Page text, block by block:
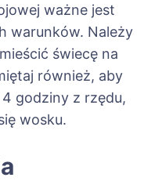
ważne jest
warunków. Należy
świecę na
również, aby
4 godziny z rzędu,
wosku.